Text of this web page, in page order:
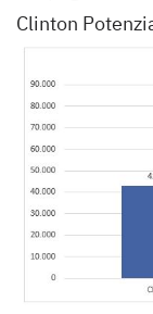
Clinton